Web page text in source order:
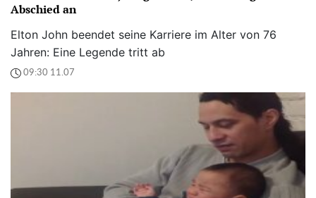
Abschied an
Elton John beendet seine Karriere im Alter von 76
Jahren: Eine Legende tritt ab
09:30 11.07